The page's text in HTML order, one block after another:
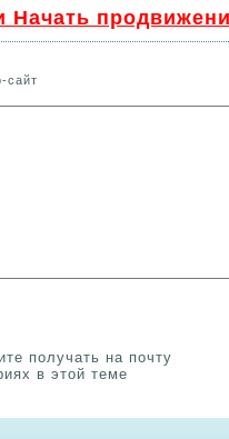
Начать
сайт
получать на почту
в этой теме